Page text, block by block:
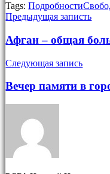
Tags:Подробности
Предыдущая записть
Афган – общая
Следующая запись
Вечер памяти в